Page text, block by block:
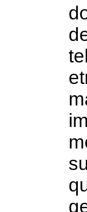
de los